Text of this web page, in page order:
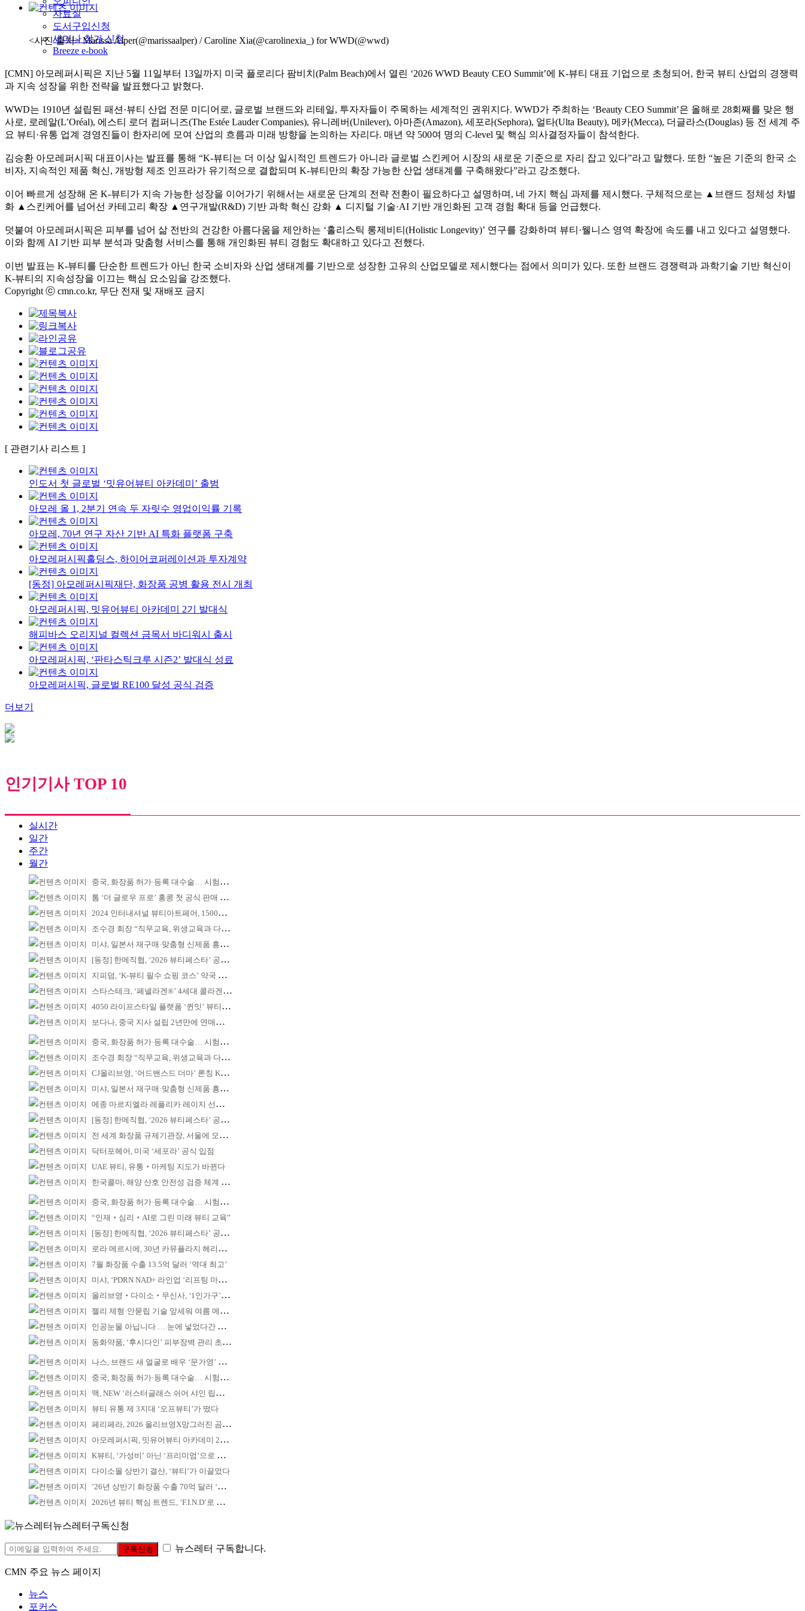
자료실
도서구입신청
세미나 참가 신청
Breeze e-book
<사진 출처> Marissa Alper(@marissaalper) / Caroline Xia(@carolinexia_) for WWD(@wwd)
[CMN] 아모레퍼시픽은 지난 5월 11일부터 13일까지 미국 플로리다 팜비치(Palm Beach)에서 열린 ‘2026 WWD Beauty CEO Summit’에 K-뷰티 대표 기업으로 초청되어, 한국 뷰티 산업의 경쟁력
과 지속 성장을 위한 전략을 발표했다고 밝혔다.
WWD는 1910년 설립된 패션·뷰티 산업 전문 미디어로, 글로벌 브랜드와 리테일, 투자자들이 주목하는 세계적인 권위지다. WWD가 주최하는 ‘Beauty CEO Summit’은 올해로 28회째를 맞은 행
사로, 로레알(L’Oréal), 에스티 로더 컴퍼니즈(The Estée Lauder Companies), 유니레버(Unilever), 아마존(Amazon), 세포라(Sephora), 얼타(Ulta Beauty), 메카(Mecca), 더글라스(Douglas) 등 전 세계 주
요 뷰티·유통 업계 경영진들이 한자리에 모여 산업의 흐름과 미래 방향을 논의하는 자리다. 매년 약 500여 명의 C-level 및 핵심 의사결정자들이 참석한다.
김승환 아모레퍼시픽 대표이사는 발표를 통해 “K-뷰티는 더 이상 일시적인 트렌드가 아니라 글로벌 스킨케어 시장의 새로운 기준으로 자리 잡고 있다”라고 말했다. 또한 “높은 기준의 한국 소
비자, 지속적인 제품 혁신, 개방형 제조 인프라가 유기적으로 결합되며 K-뷰티만의 확장 가능한 산업 생태계를 구축해왔다”라고 강조했다.
이어 빠르게 성장해 온 K-뷰티가 지속 가능한 성장을 이어가기 위해서는 새로운 단계의 전략 전환이 필요하다고 설명하며, 네 가지 핵심 과제를 제시했다. 구체적으로는 ▲브랜드 정체성 차별
화 ▲스킨케어를 넘어선 카테고리 확장 ▲연구개발(R&D) 기반 과학 혁신 강화 ▲ 디지털 기술·AI 기반 개인화된 고객 경험 확대 등을 언급했다.
덧붙여 아모레퍼시픽은 피부를 넘어 삶 전반의 건강한 아름다움을 제안하는 ‘홀리스틱 롱제비티(Holistic Longevity)’ 연구를 강화하며 뷰티·웰니스 영역 확장에 속도를 내고 있다고 설명했다.
이와 함께 AI 기반 피부 분석과 맞춤형 서비스를 통해 개인화된 뷰티 경험도 확대하고 있다고 전했다.
이번 발표는 K-뷰티를 단순한 트렌드가 아닌 한국 소비자와 산업 생태계를 기반으로 성장한 고유의 산업모델로 제시했다는 점에서 의미가 있다. 또한 브랜드 경쟁력과 과학기술 기반 혁신이
K-뷰티의 지속성장을 이끄는 핵심 요소임을 강조했다.
Copyright ⓒ cmn.co.kr, 무단 전재 및 재배포 금지
[ 관련기사 리스트 ]
인도서 첫 글로벌 ‘밋유어뷰티 아카데미’ 출범
아모레 올 1, 2분기 연속 두 자릿수 영업이익률 기록
아모레, 70년 연구 자산 기반 AI 특화 플랫폼 구축
아모레퍼시픽홀딩스, 하이어코퍼레이션과 투자계약
[동정] 아모레퍼시픽재단, 화장품 공병 활용 전시 개최
아모레퍼시픽, 밋유어뷰티 아카데미 2기 발대식
해피바스 오리지널 컬렉션 금목서 바디워시 출시
아모레퍼시픽, ‘판타스틱크루 시즌2’ 발대식 성료
아모레퍼시픽, 글로벌 RE100 달성 공식 검증
더보기
인기기사 TOP 10
실시간
일간
주간
월간
중국, 화장품 허가·등록 대수술… 시험자료 공용 허용
톰 ‘더 글로우 프로’ 홍콩 첫 공식 판매 완판
2024 인터내셔널 뷰티아트페어, 1500명 참가
조수경 회장 “직무교육, 위생교육과 다르다”
미샤, 일본서 재구매·맞춤형 신제품 흥행 ‘쌍끌이’
[동정] 한메직협, ‘2026 뷰티페스타’ 공동 주최
지피덤, ‘K-뷰티 필수 쇼핑 코스’ 약국 공략
스타스테크, ‘페넬라겐®’ 4세대 콜라겐 원료 호평
4050 라이프스타일 플랫폼 ‘퀸잇’ 뷰티 성장세
보다나, 중국 지사 설립 2년만에 연매출 120억 돌파
중국, 화장품 허가·등록 대수술… 시험자료 공용 허용
조수경 회장 “직무교육, 위생교육과 다르다”
CJ올리브영, ‘어드밴스드 더마’ 론칭 K더마 육성 박차
미샤, 일본서 재구매·맞춤형 신제품 흥행 ‘쌍끌이’
메종 마르지엘라 레플리카 레이지 선데이 모닝 디퓨저
[동정] 한메직협, ‘2026 뷰티페스타’ 공동 주최
전 세계 화장품 규제기관장, 서울에 모인다
닥터포헤어, 미국 ‘세포라’ 공식 입점
UAE 뷰티, 유통‧마케팅 지도가 바뀐다
한국콜마, 해양 산호 안전성 검증 체계 구축
중국, 화장품 허가·등록 대수술… 시험자료 공용 허용
“인재‧심리‧AI로 그린 미래 뷰티 교육”
[동정] 한메직협, ‘2026 뷰티페스타’ 공동 주최
로라 메르시에, 30년 카뮤플라지 헤리티지 담아
7월 화장품 수출 13.5억 달러 ‘역대 최고’
미샤, ‘PDRN NAD+ 라인업 ‘리프팅 마스크’ 출시
올리브영‧다이소‧무신사, ‘1인가구’가 이끈다
젤리 제형·안묻립 기술 앞세워 여름 메이크업 시장 공략
인공눈물 아닙니다 … 눈에 넣었다간 각막 손상
동화약품, ‘후시다인’ 피부장벽 관리 초점 ‘리브랜딩’
나스, 브랜드 새 얼굴로 배우 ‘문가영’ 발탁
중국, 화장품 허가·등록 대수술… 시험자료 공용 허용
맥, NEW ‘러스터글래스 쉬어 샤인 립스틱’ 출시
뷰티 유통 제 3지대 ‘오프뷰티’가 떴다
페리페라, 2026 올리브영X망그러진 곰 콜라보
아모레퍼시픽, 밋유어뷰티 아카데미 2기 발대식
K뷰티, ‘가성비’ 아닌 ‘프리미엄’으로 승부걸어야
다이소몰 상반기 결산, ‘뷰티’가 이끌었다
’26년 상반기 화장품 수출 70억 달러 ‘역대 최고’
2026년 뷰티 핵심 트렌드, ‘F.I.N.D’로 읽는다
뉴스레터구독신청
구독신청 뉴스레터 구독합니다.
CMN 주요 뉴스 페이지
뉴스
포커스